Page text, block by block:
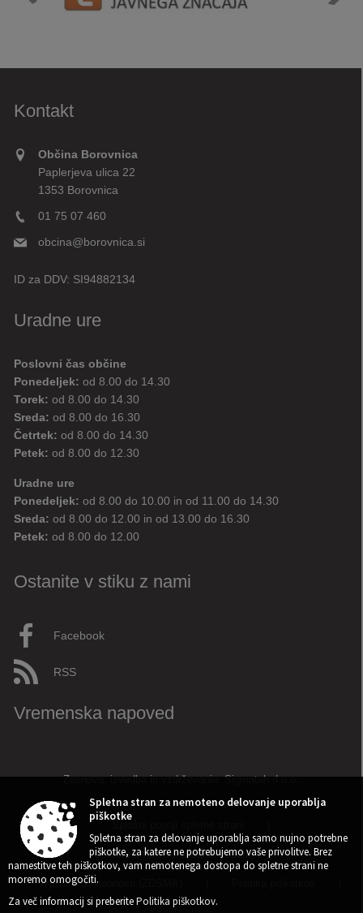
Kontakt
Občina Borovnica
Paplerjeva ulica 22
1353 Borovnica
01 75 07 460
obcina@borovnica.si
ID za DDV: SI94882134
Uradne ure
Poslovni čas občine
Ponedeljek: od 8.00 do 14.30
Torek: od 8.00 do 14.30
Sreda: od 8.00 do 16.30
Četrtek: od 8.00 do 14.30
Petek: od 8.00 do 12.30
Uradne ure
Ponedeljek: od 8.00 do 10.00 in od 11.00 do 14.30
Sreda: od 8.00 do 12.00 in od 13.00 do 16.30
Petek: od 8.00 do 12.00
Ostanite v stiku z nami
Facebook
RSS
Vremenska napoved
Zasnova, izvedba in vzdrževanje: Sigmateh d.o.o.
Center za varstvo osebnih podatkov |
Izjava o dostopnosti (ZDSMA)
Spletna stran za nemoteno delovanje uporablja
piškotke
Spletna stran za delovanje uporablja samo nujno potrebne
piškotke, za katere ne potrebujemo vaše privolitve. Brez
namestitve teh piškotkov, vam nemotenega dostopa do spletne strani ne
moremo omogočiti.
Za več informacij si preberitePolitika piškotkov.